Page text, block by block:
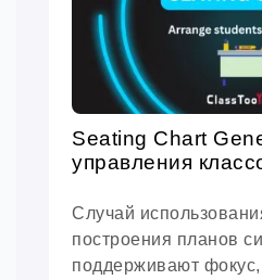
Seating Chart
управления
Случай
построения планов
поддерживают фокус,